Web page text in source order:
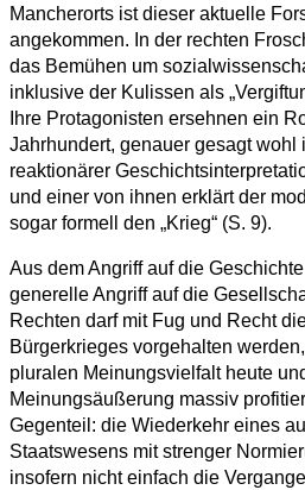
Mancherorts ist dieser aktuelle
angekommen. In der rechten
das Bemühen um
inklusive der Kulissen als
Ihre Protagonisten ersehnen ein
Jahrhundert, genauer gesagt wohl
reaktionärer
und einer von ihnen erklärt der
sogar formell den „Krieg“ (S. 9).
Aus dem Angriff auf die
generelle Angriff auf die
Rechten darf mit Fug und Recht
Bürgerkrieges vorgehalten
pluralen Meinungsvielfalt heute
Meinungsäußerung massiv
Gegenteil: die Wiederkehr eines
Staatswesens mit strenger
insofern nicht einfach die